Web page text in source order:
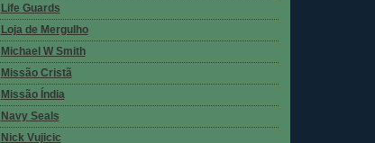
Life Guards
Loja de Mergulho
Michael W Smith
Missão Cristã
Missão Índia
Navy Seals
Nick Vujicic